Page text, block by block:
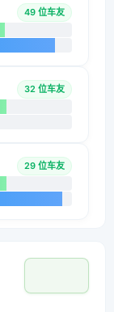
49 位车友
32 位车友
29 位车友